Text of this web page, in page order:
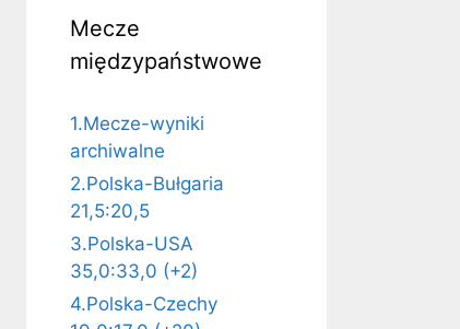
Mecze
międzypaństwowe
1.Mecze-wyniki
archiwalne
2.Polska-Bułgaria
21,5:20,5
3.Polska-USA
35,0:33,0 (+2)
4.Polska-Czechy